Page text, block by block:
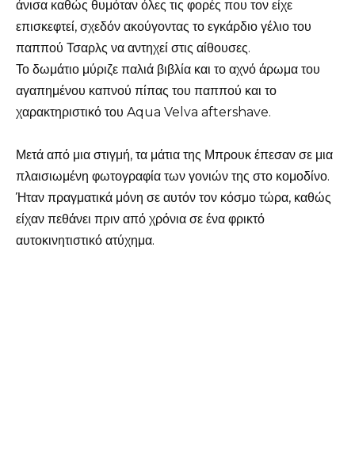
άνισα καθώς θυμόταν όλες τις φορές που τον είχε
επισκεφτεί, σχεδόν ακούγοντας το εγκάρδιο γέλιο του
παππού Τσαρλς να αντηχεί στις αίθουσες.
Το δωμάτιο μύριζε παλιά βιβλία και το αχνό άρωμα του
αγαπημένου καπνού πίπας του παππού και το
χαρακτηριστικό του Aqua Velva aftershave.
Μετά από μια στιγμή, τα μάτια της Μπρουκ έπεσαν σε μια
πλαισιωμένη φωτογραφία των γονιών της στο κομοδίνο.
Ήταν πραγματικά μόνη σε αυτόν τον κόσμο τώρα, καθώς
είχαν πεθάνει πριν από χρόνια σε ένα φρικτό
αυτοκινητιστικό ατύχημα.